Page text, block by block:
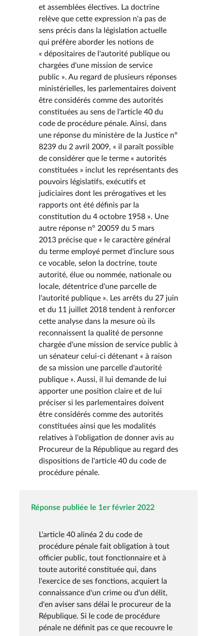
et assemblées électives. La doctrine
relève que cette expression n'a pas de
sens précis dans la législation actuelle
qui préfère aborder les notions de
« dépositaires de l'autorité publique ou
chargées d'une mission de service
public ». Au regard de plusieurs réponses
ministérielles, les parlementaires doivent
être considérés comme des autorités
constituées au sens de l'article 40 du
code de procédure pénale. Ainsi, dans
une réponse du ministère de la Justice n°
8239 du 2 avril 2009, « il paraît possible
de considérer que le terme « autorités
constituées » inclut les représentants des
pouvoirs législatifs, exécutifs et
judiciaires dont les prérogatives et les
rapports ont été définis par la
constitution du 4 octobre 1958 ». Une
autre réponse n° 20059 du 5 mars
2013 précise que « le caractère général
du terme employé permet d'inclure sous
ce vocable, selon la doctrine, toute
autorité, élue ou nommée, nationale ou
locale, détentrice d'une parcelle de
l'autorité publique ». Les arrêts du 27 juin
et du 11 juillet 2018 tendent à renforcer
cette analyse dans la mesure où ils
reconnaissent la qualité de personne
chargée d'une mission de service public à
un sénateur celui-ci détenant « à raison
de sa mission une parcelle d'autorité
publique ». Aussi, il lui demande de lui
apporter une position claire et de lui
préciser si les parlementaires doivent
être considérés comme des autorités
constituées ainsi que les modalités
relatives à l'obligation de donner avis au
Procureur de la République au regard des
dispositions de l'article 40 du code de
procédure pénale.
Réponse publiée le 1er février 2022
L'article 40 alinéa 2 du code de
procédure pénale fait obligation à tout
officier public, tout fonctionnaire et à
toute autorité constituée qui, dans
l'exercice de ses fonctions, acquiert la
connaissance d'un crime ou d'un délit,
d'en aviser sans délai le procureur de la
République. Si le code de procédure
pénale ne définit pas ce que recouvre le